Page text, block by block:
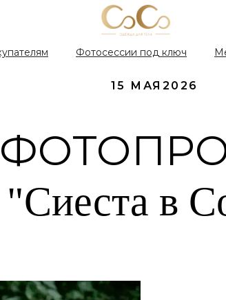
Фотосессии под ключ
15 МАЯ2026
"Сиеста в